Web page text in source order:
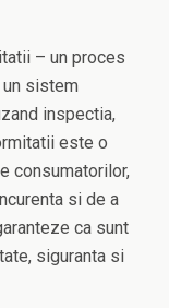
– un proces
un sistem
inspectia,
este o
consumatorilor,
si de a
ca sunt
siguranta si